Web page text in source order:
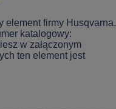
element firmy Husqvarna.
katalogowy:
w załączonym
ten element jest